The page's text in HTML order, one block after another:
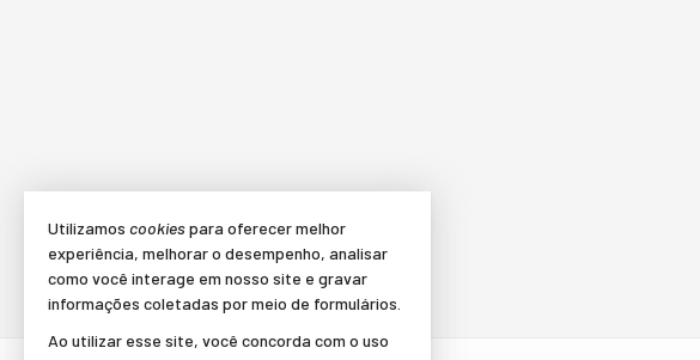
Utilizamos cookiespara oferecer melhor
experiência, melhorar o desempenho, analisar
como você interage em nosso site e gravar
informações coletadas por meio de formulários.
Ao utilizar esse site, você concorda com o uso